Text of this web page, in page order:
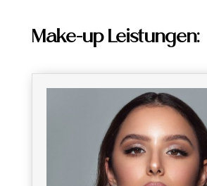
Make-up Leistungen: